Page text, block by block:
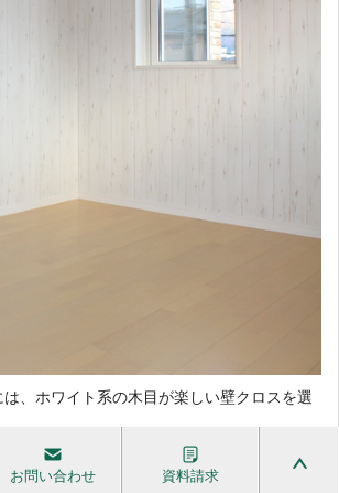
は、ホワイト系の木目が楽しい壁クロスを選
のタイルが楽しいですね。
お問い合わせ 資料請求